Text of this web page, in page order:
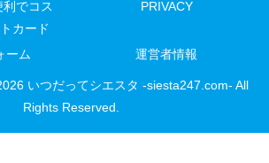
でコス
カード
PRIVACY
ーム 運営者情報
いつだってシエスタ -siesta247.com- All
Rights Reserved.